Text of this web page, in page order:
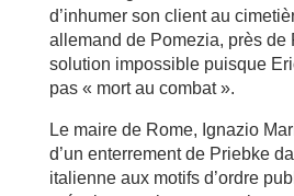
d’inhumer son client au
allemand de Pomezia, près de
solution impossible puisque
pas « mort au combat ».
Le maire de Rome, Ignazio
d’un enterrement de Priebke
italienne aux motifs d’ordre